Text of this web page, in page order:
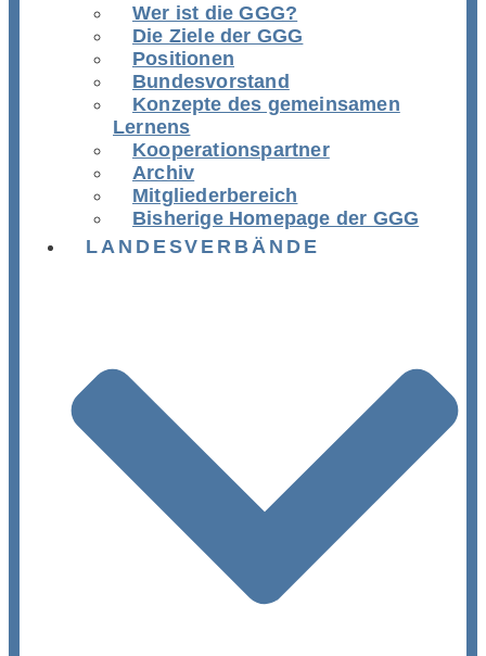
Wer ist die GGG?
Die Ziele der GGG
Positionen
Bundesvorstand
Konzepte des gemeinsamen
Lernens
Kooperationspartner
Archiv
Mitgliederbereich
Bisherige Homepage der GGG
LANDESVERBÄNDE